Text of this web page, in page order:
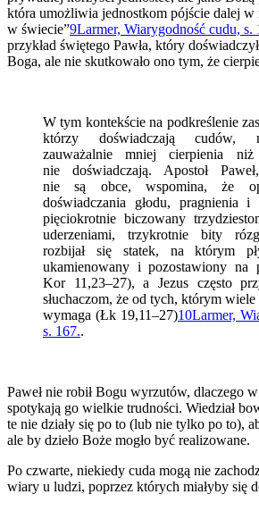
która umożliwia jednostkom pójście dalej
w świecie”9Larmer, Wiarygodność cudu, s.
przykład świętego Pawła, który
Boga, ale nie skutkowało ono tym, że
W tym kontekście na podkreślenie
którzy doświadczają cudów,
zauważalnie mniej cierpienia
nie doświadczają. Apostoł
nie są obce, wspomina, że
doświadczania głodu, pragnienia i
pięciokrotnie biczowany
uderzeniami, trzykrotnie bity
rozbijał się statek, na którym
ukamienowany i pozostawiony na
Kor 11,23–27), a Jezus często
słuchaczom, że od tych, którym
wymaga (Łk 19,11–27)10Larmer,
s. 167..
Paweł nie robił Bogu wyrzutów, dlaczego
spotykają go wielkie trudności. Wiedział
te nie działy się po to (lub nie tylko po to),
ale by dzieło Boże mogło być realizowane.
Po czwarte, niekiedy cuda mogą nie
wiary u ludzi, poprzez których miałyby się